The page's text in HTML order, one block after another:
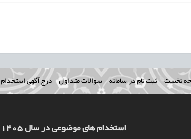
نخست ثبت نام در سامانه سوالات متداول درج آگهی استخدام
استخدام های موضوعی در سال 1405